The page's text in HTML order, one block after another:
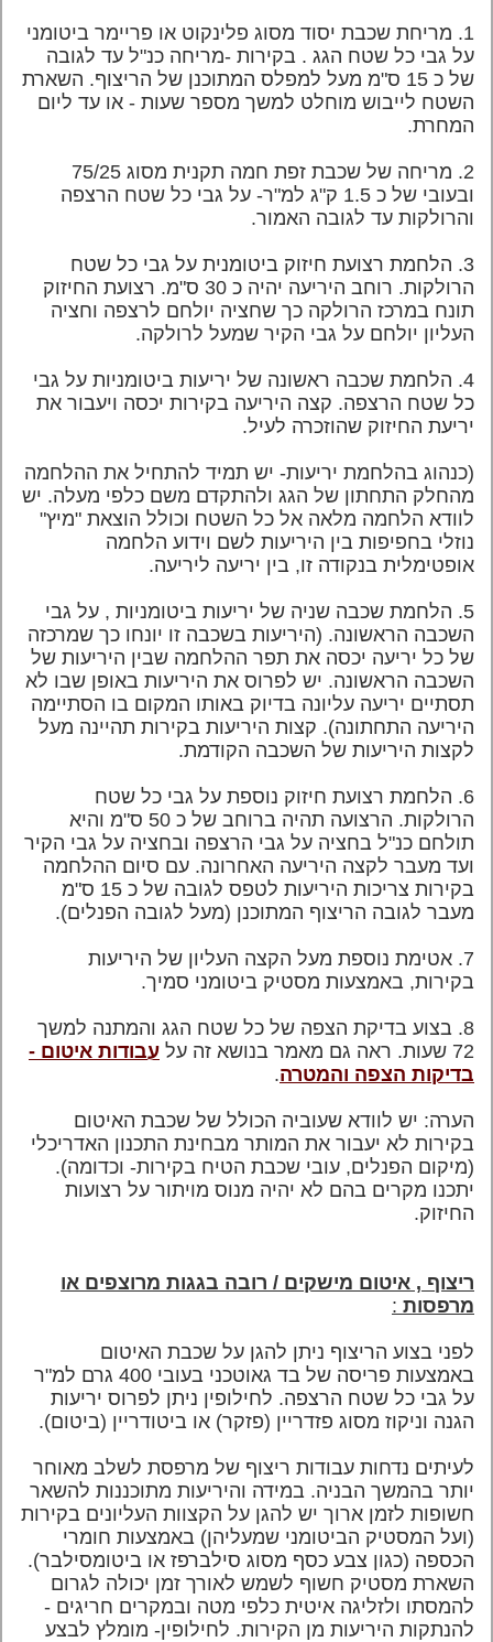
1. מריחת שכבת יסוד מסוג פלינקוט או פריימר ביטומני
על גבי כל שטח הגג . בקירות -מריחה כנ"ל עד לגובה
של כ 15 ס"מ מעל למפלס המתוכנן של הריצוף. השארת
השטח לייבוש מוחלט למשך מספר שעות - או עד ליום
המחרת.
2. מריחה של שכבת זפת חמה תקנית מסוג 75/25
ובעובי של כ 1.5 ק"ג למ"ר-
על גבי כל שטח הרצפה
והרולקות עד לגובה האמור.
3. הלחמת רצועת חיזוק ביטומנית על גבי כל שטח
הרולקות. רוחב היריעה יהיה כ 30 ס"מ. רצועת החיזוק
תונח במרכז הרולקה כך שחציה יולחם לרצפה וחציה
העליון יולחם על גבי הקיר שמעל לרולקה.
4. הלחמת שכבה ראשונה של יריעות ביטומניות על גבי
כל שטח הרצפה. קצה היריעה בקירות יכסה ויעבור את
יריעת החיזוק שהוזכרה לעיל.
(כנהוג בהלחמת יריעות- יש תמיד להתחיל את ההלחמה
מהחלק התחתון של הגג ולהתקדם משם כלפי מעלה. יש
לוודא הלחמה מלאה אל כל השטח וכולל הוצאת "מיץ"
נוזלי בחפיפות בין היריעות לשם וידוע הלחמה
אופטימלית בנקודה זו, בין יריעה ליריעה.
5. הלחמת שכבה שניה של יריעות ביטומניות , על גבי
השכבה הראשונה. (היריעות בשכבה זו יונחו כך שמרכזה
של כל יריעה יכסה את תפר ההלחמה שבין היריעות של
השכבה הראשונה. יש לפרוס את היריעות באופן שבו לא
תסתיים יריעה עליונה בדיוק באותו המקום בו הסתיימה
היריעה התחתונה). קצות היריעות בקירות תהיינה מעל
לקצות היריעות של השכבה הקודמת.
6. הלחמת רצועת חיזוק נוספת על גבי כל שטח
הרולקות. הרצועה תהיה ברוחב של כ 50 ס"מ והיא
תולחם כנ"ל בחציה על גבי הרצפה ובחציה על גבי הקיר
ועד מעבר לקצה היריעה האחרונה. עם סיום ההלחמה
בקירות צריכות היריעות לטפס לגובה של כ 15 ס"מ
מעבר לגובה הריצוף המתוכנן (מעל לגובה הפנלים).
7. אטימת נוספת מעל הקצה העליון של היריעות
בקירות, באמצעות מסטיק ביטומני סמיך.
8. בצוע בדיקת הצפה של כל שטח הגג והמתנה למשך
72 שעות. ראה גם מאמר בנושא זה על
עבודות איטום -
בדיקות הצפה והמטרה.
הערה: יש לוודא שעוביה הכולל של שכבת האיטום
בקירות לא יעבור את המותר מבחינת התכנון האדריכלי
(מיקום הפנלים, עובי שכבת הטיח בקירות- וכדומה).
יתכנו מקרים בהם לא יהיה מנוס מויתור על רצועות
החיזוק.
ריצוף , איטום מישקים / רובה בגגות מרוצפים או
מרפסות :
לפני בצוע הריצוף ניתן להגן על שכבת האיטום
באמצעות פריסה של בד גאוטכני בעובי 400 גרם למ"ר
על גבי כל שטח הרצפה. לחילופין ניתן לפרוס יריעות
הגנה וניקוז מסוג פזדריין (פזקר) או ביטודריין (ביטום).
לעיתים נדחות עבודות ריצוף של מרפסת לשלב מאוחר
יותר בהמשך הבניה. במידה והיריעות מתוכננות להשאר
חשופות לזמן ארוך יש להגן על הקצוות העליונים בקירות
(ועל המסטיק הביטומני שמעליהן) באמצעות חומרי
הכספה (כגון צבע כסף מסוג סילברפז או ביטומסילבר).
השארת מסטיק חשוף לשמש לאורך זמן יכולה לגרום
להמסתו ולזליגה איטית כלפי מטה ובמקרים חריגים -
להנתקות היריעות מן הקירות. לחילופין- מומלץ לבצע